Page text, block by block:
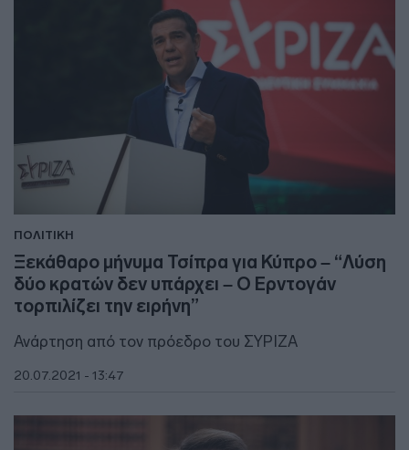
ΠΟΛΙΤΙΚΗ
Ξεκάθαρο μήνυμα Τσίπρα για Κύπρο – “Λύση
δύο κρατών δεν υπάρχει – Ο Ερντογάν
τορπιλίζει την ειρήνη”
Ανάρτηση από τον πρόεδρο του ΣΥΡΙΖΑ
20.07.2021 - 13:47